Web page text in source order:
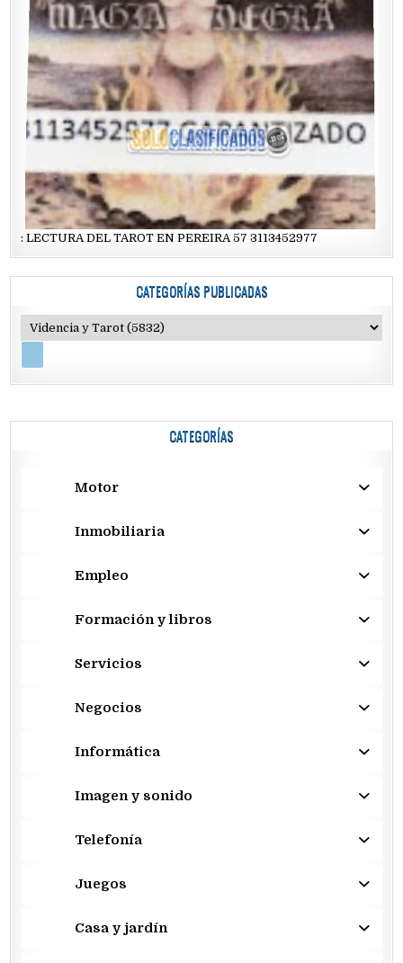
: LECTURA DEL TAROT EN PEREIRA 57 3113452977
CATEGORÍAS PUBLICADAS
CATEGORÍAS
Motor
Inmobiliaria
Empleo
Formación y libros
Servicios
Negocios
Informática
Imagen y sonido
Telefonía
Juegos
Casa y jardín